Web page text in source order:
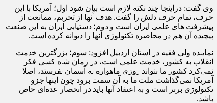
وی گفت: دراینجا چند نکته لازم است بیان شود اول؛ آمریکا با این
حرف، تمام حرف دلش را گفت. هدف آنها از تحریم، ممانعت از
پیشرفت های علمی ایران است و دوم؛ دستیابی ایران به این صنعت
پیچیده آن هم در محاصره تکنولوژی آنها را دیوانه کرده است.
نماینده ولی فقیه در استان اردبیل افزود: سوم؛ بزرگترین خدمت
انقلاب به کشور، خدمت علمی است، در زمان شاه کسی فکر
نمی‌کرد کشور ما بتواند روزی ماهواره به آسمان بفرستد، اصلا
آمریکا نمی‌گذاشت ملت ما به آن سمت برود چون اینها جزو
تکنولوژی برتر است و به اعتقاد آنها باید در انحصار عده‌ای خاص
باشد.